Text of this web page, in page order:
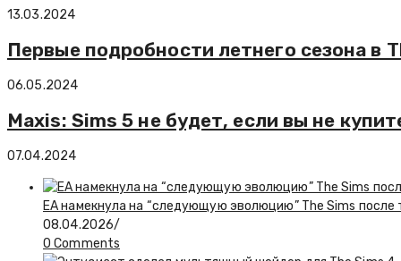
13.03.2024
Первые подробности летнего сезона в
06.05.2024
Maxis: Sims 5 не будет, если вы не
07.04.2024
EA намекнула на “следующую эволюцию” The Sims после
08.04.2026/
0 Comments